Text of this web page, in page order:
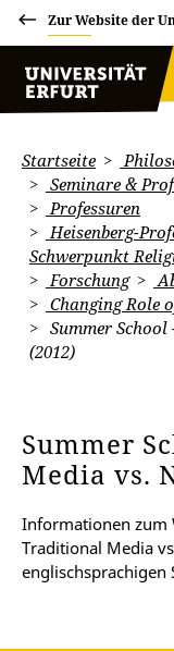
Zur Website der
Startseite
Seminare &
Professuren
Heisenberg-
Schwerpunkt
Forschung
Changing Role
Summer
(2012)
Summer
Media vs.
Informationen zum
Traditional Media
englischsprachigen